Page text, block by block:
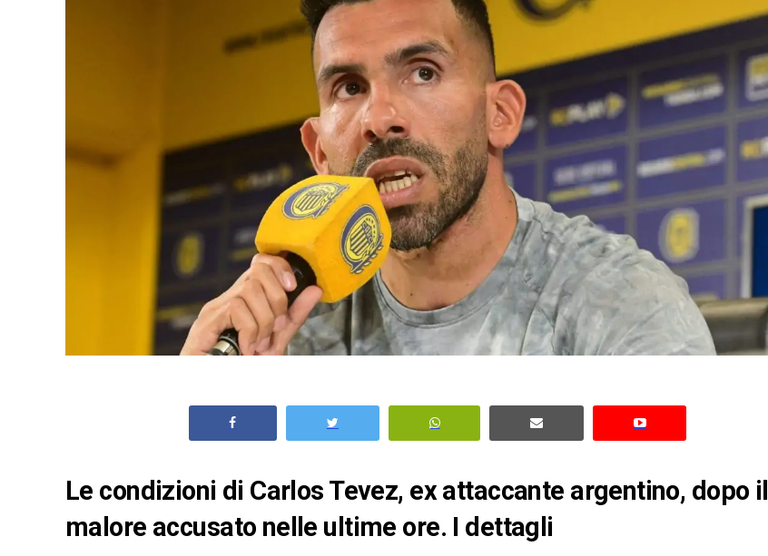
Le condizioni di Carlos Tevez, ex attaccante argentino, dopo il
malore accusato nelle ultime ore. I dettagli